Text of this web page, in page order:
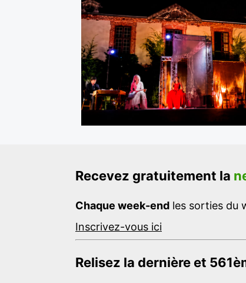
Recevez gratuitement la
Chaque week-end les sorties du
Inscrivez-vous ici
Relisez la dernière et